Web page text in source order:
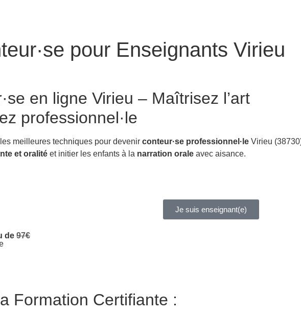
pour Enseignants Virieu
en ligne Virieu – Maîtrisez l’art
professionnel·le
meilleures techniques pour devenir conteur·se professionnel·le Virieu
et oralité et initier les enfants à la narration orale avec aisance.
Je suis enseignant(e)
de 97€
Formation Certifiante :